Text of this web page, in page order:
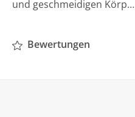
und geschmeidigen Körp…
Bewertungen